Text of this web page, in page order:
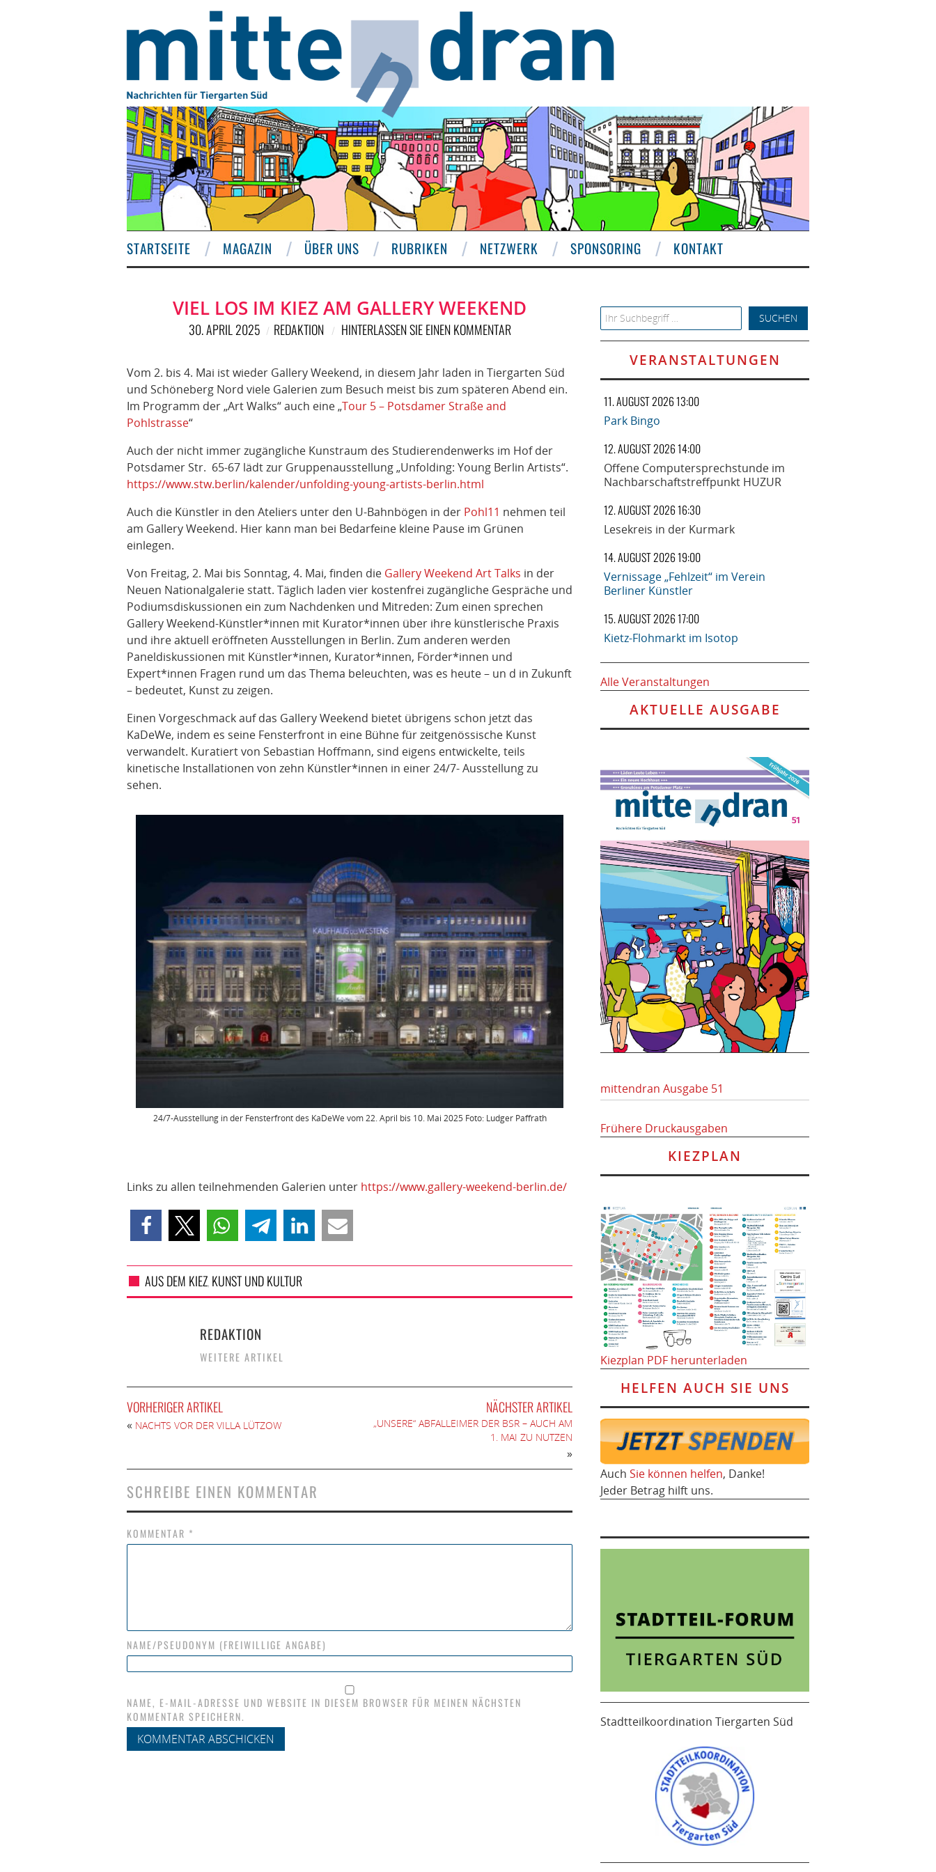
STARTSEITE MAGAZIN ÜBER UNS RUBRIKEN NETZWERK SPONSORING KONTAKT
VIEL LOS IM KIEZ AM GALLERY WEEKEND
30. APRIL 2025 REDAKTION HINTERLASSEN SIE EINEN KOMMENTAR
Vom 2. bis 4. Mai ist wieder Gallery Weekend, in diesem Jahr laden in Tiergarten Süd
und Schöneberg Nord viele Galerien zum Besuch meist bis zum späteren Abend ein.
Im Programm der „Art Walks“ auch eine „Tour 5 – Potsdamer Straße and
Pohlstrasse“
Auch der nicht immer zugängliche Kunstraum des Studierendenwerks im Hof der
Potsdamer Str. 65-67 lädt zur Gruppenausstellung „Unfolding: Young Berlin Artists“.
https://www.stw.berlin/kalender/unfolding-young-artists-berlin.html
Auch die Künstler in den Ateliers unter den U-Bahnbögen in der Pohl11 nehmen teil
am Gallery Weekend. Hier kann man bei Bedarfeine kleine Pause im Grünen
einlegen.
Von Freitag, 2. Mai bis Sonntag, 4. Mai, finden die Gallery Weekend Art Talks in der
Neuen Nationalgalerie statt. Täglich laden vier kostenfrei zugängliche Gespräche und
Podiumsdiskussionen ein zum Nachdenken und Mitreden: Zum einen sprechen
Gallery Weekend-Künstler*innen mit Kurator*innen über ihre künstlerische Praxis
und ihre aktuell eröffneten Ausstellungen in Berlin. Zum anderen werden
Paneldiskussionen mit Künstler*innen, Kurator*innen, Förder*innen und
Expert*innen Fragen rund um das Thema beleuchten, was es heute – un d in Zukunft
– bedeutet, Kunst zu zeigen.
Einen Vorgeschmack auf das Gallery Weekend bietet übrigens schon jetzt das
KaDeWe, indem es seine Fensterfront in eine Bühne für zeitgenössische Kunst
verwandelt. Kuratiert von Sebastian Hoffmann, sind eigens entwickelte, teils
kinetische Installationen von zehn Künstler*innen in einer 24/7- Ausstellung zu
sehen.
24/7-Ausstellung in der Fensterfront des KaDeWe vom 22. April bis 10. Mai 2025 Foto: Ludger Paffrath
Links zu allen teilnehmenden Galerien unter https://www.gallery-weekend-berlin.de/
AUS DEM KIEZ, KUNST UND KULTUR
REDAKTION
WEITERE ARTIKEL
VORHERIGER ARTIKEL
« NACHTS VOR DER VILLA LÜTZOW
NÄCHSTER ARTIKEL
„UNSERE“ ABFALLEIMER DER BSR – AUCH AM
1. MAI ZU NUTZEN
»
SCHREIBE EINEN KOMMENTAR
KOMMENTAR *
NAME/PSEUDONYM (FREIWILLIGE ANGABE)
NAME, E-MAIL-ADRESSE UND WEBSITE IN DIESEM BROWSER FÜR MEINEN NÄCHSTEN
KOMMENTAR SPEICHERN.
Search for:
VERANSTALTUNGEN
11. AUGUST 2026 13:00
Park Bingo
12. AUGUST 2026 14:00
Offene Computersprechstunde im
Nachbarschaftstreffpunkt HUZUR
12. AUGUST 2026 16:30
Lesekreis in der Kurmark
14. AUGUST 2026 19:00
Vernissage „Fehlzeit“ im Verein
Berliner Künstler
15. AUGUST 2026 17:00
Kietz-Flohmarkt im Isotop
Alle Veranstaltungen
AKTUELLE AUSGABE
mittendran Ausgabe 51
Frühere Druckausgaben
KIEZPLAN
Kiezplan PDF herunterladen
HELFEN AUCH SIE UNS
Auch Sie können helfen, Danke!
Jeder Betrag hilft uns.
Stadtteilkoordination Tiergarten Süd